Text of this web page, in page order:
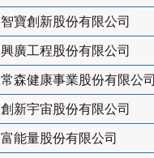
智寶創新股份有限公司
興廣工程股份有限公司
常森健康事業股份有限公司
創新宇宙股份有限公司
富能量股份有限公司